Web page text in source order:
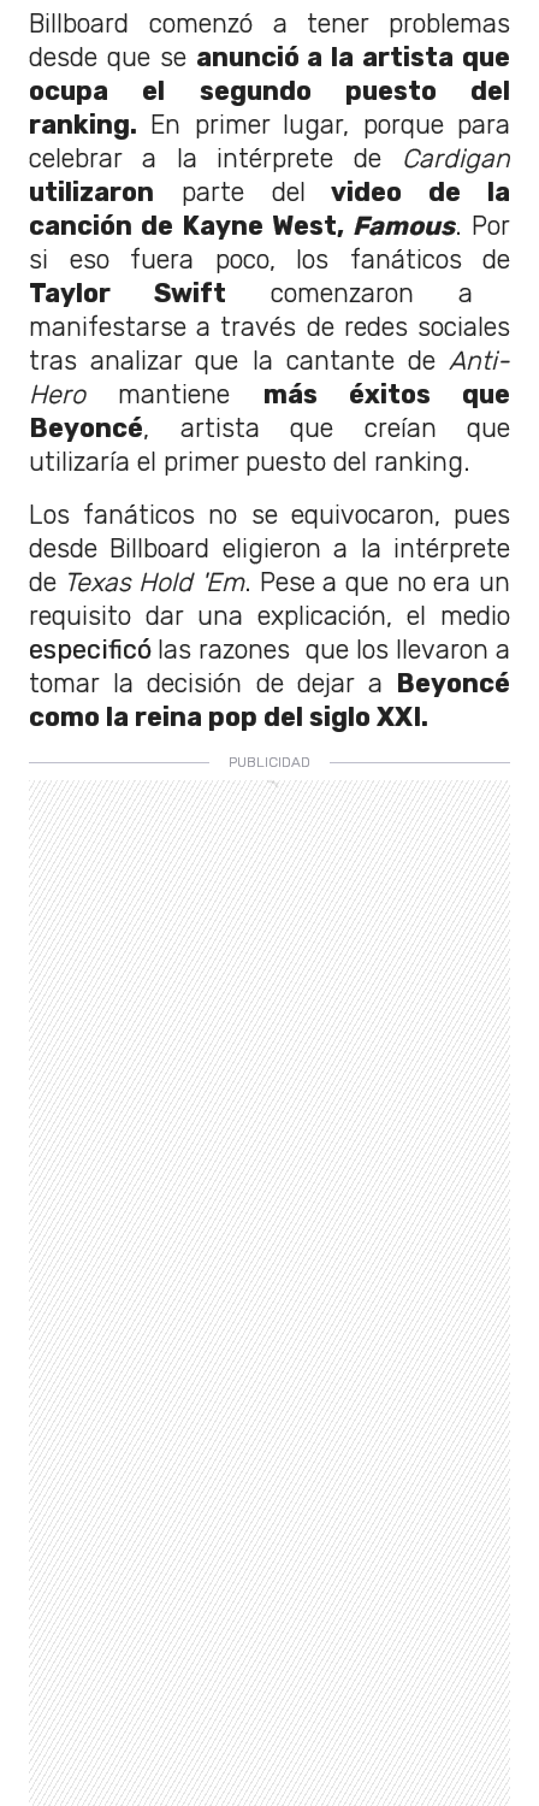
Billboard comenzó a tener problemas
desde que se anunció a la artista que
ocupa el segundo puesto del
ranking. En primer lugar, porque para
celebrar a la intérprete de Cardigan
utilizaron parte del video de la
canción de Kayne West, Famous. Por
si eso fuera poco, los fanáticos de
Taylor Swift comenzaron a
manifestarse a través de redes sociales
tras analizar que la cantante de Anti-
Heromantiene más éxitos que
Beyoncé, artista que creían que
utilizaría el primer puesto del ranking.
Los fanáticos no se equivocaron, pues
desde Billboard eligieron a la intérprete
de Texas Hold 'Em. Pese a que no era un
requisito dar una explicación, el medio
especificó las razones que los llevaron a
tomar la decisión de dejar a Beyoncé
como la reina pop del siglo XXI.